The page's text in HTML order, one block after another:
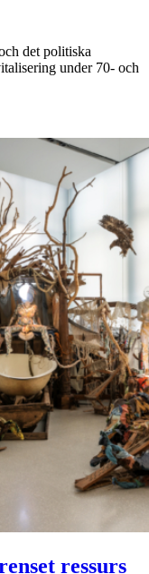
det politiska
under 70- och
ressurs